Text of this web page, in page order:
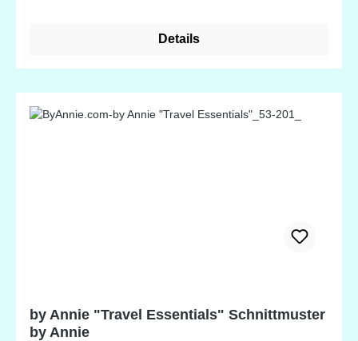
inch (ca. 2,5 cm) - 2 D-Ringe 1/2 inch (ca. 1,3 cm) - 1
Mit der angewendeten "Nähen-nach-Zahlen"-
einem perfekten Ergebnis. Das Einnähen vom
Details
by Annie "Travel Essentials" Schnittmuster
by Annie